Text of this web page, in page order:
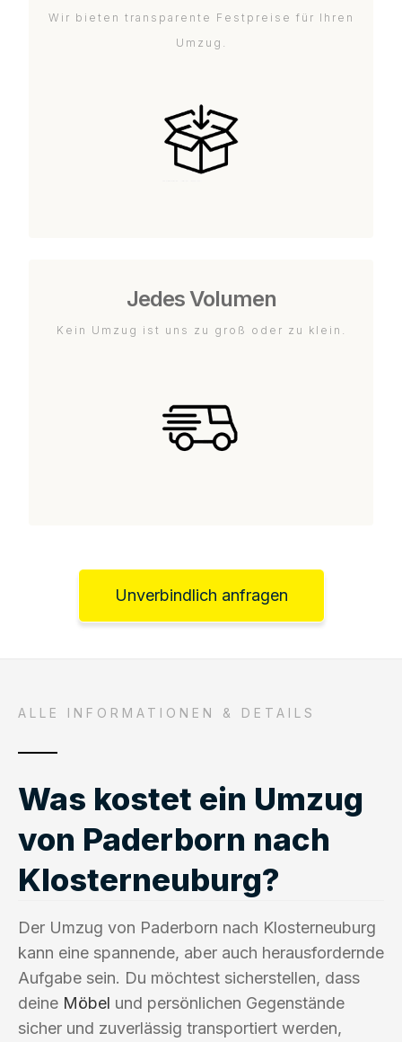
Wir bieten transparente Festpreise für Ihren
Umzug.
Jedes Volumen
Kein Umzug ist uns zu groß oder zu klein.
Unverbindlich anfragen
ALLE INFORMATIONEN & DETAILS
Was kostet ein Umzug
von Paderborn nach
Klosterneuburg?
Der Umzug von Paderborn nach Klosterneuburg
kann eine spannende, aber auch herausfordernde
Aufgabe sein. Du möchtest sicherstellen, dass
deine Möbel und persönlichen Gegenstände
sicher und zuverlässig transportiert werden,